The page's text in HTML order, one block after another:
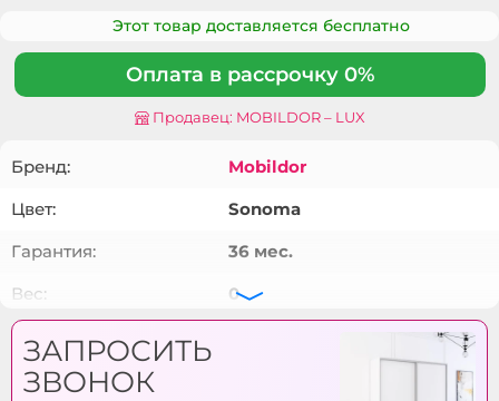
Этот товар доставляется бесплатно
Оплата в рассрочку 0%
Продавец: MOBILDOR – LUX
Бренд:
Mobildor
Цвет:
Sonoma
Гарантия:
36 мес.
Вес:
0
Кол-во коробок:
ЗАПРОСИТЬ
ЗВОНОК